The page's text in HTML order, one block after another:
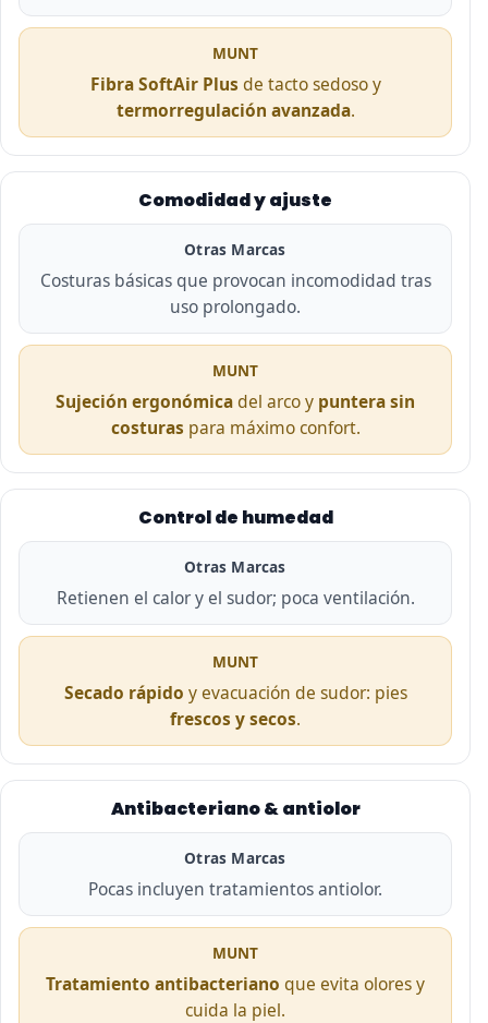
MUNT
Fibra SoftAir Plus de tacto sedoso y
termorregulación avanzada.
Comodidad y ajuste
Otras Marcas
Costuras básicas que provocan incomodidad tras
uso prolongado.
MUNT
Sujeción ergonómicadel arco y puntera sin
costuras para máximo confort.
Control de humedad
Otras Marcas
Retienen el calor y el sudor; poca ventilación.
MUNT
Secado rápido y evacuación de sudor: pies
frescos y secos.
Antibacteriano & antiolor
Otras Marcas
Pocas incluyen tratamientos antiolor.
MUNT
Tratamiento antibacteriano que evita olores y
cuida la piel.